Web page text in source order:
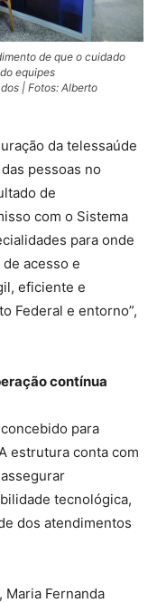
de que o cuidado
equipes
| Fotos: Alberto
da telessaúde
pessoas no
de
com o Sistema
para onde
acesso e
eficiente e
Federal e entorno”,
contínua
para
estrutura conta com
tecnológica,
dos atendimentos
Fernanda